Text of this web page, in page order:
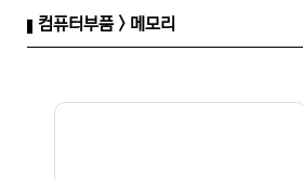
컴퓨터부품 > 메모리